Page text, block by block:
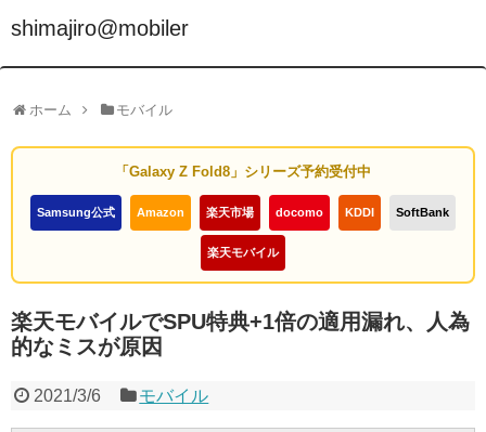
shimajiro@mobiler
ホーム モバイル
「Galaxy Z Fold8」シリーズ予約受付中
Samsung公式 Amazon 楽天市場 docomo KDDI SoftBank
楽天モバイル
楽天モバイルでSPU特典+1倍の適用漏れ、人為
的なミスが原因
2021/3/6 モバイル